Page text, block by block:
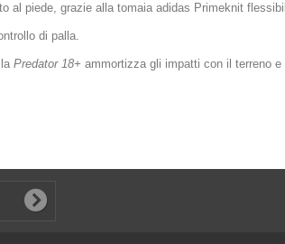
al piede, grazie alla tomaia adidas Primeknit
di palla.
Predator 18+ ammortizza gli impatti con il terreno